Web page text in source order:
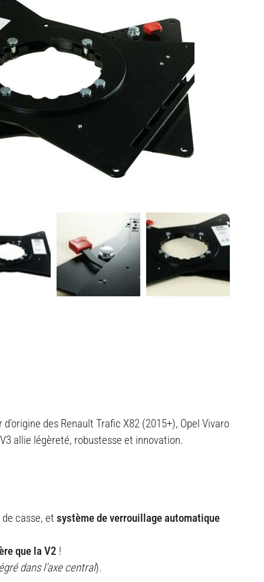
des Renault Trafic X82 (2015+), Opel Vivaro
allie légèreté, robustesse et innovation.
casse, et système de verrouillage automatique
que la V2 !
dans l’axe central).